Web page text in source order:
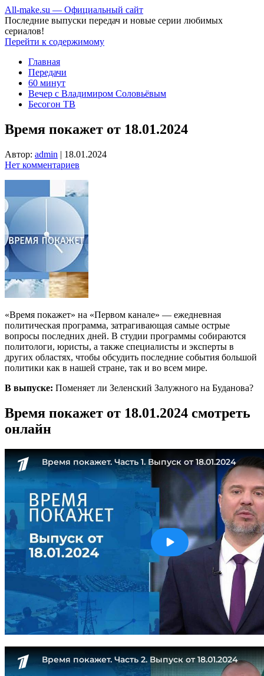
All-make.su — Официальный сайт
Последние выпуски передач и новые серии любимых
сериалов!
Перейти к содержимому
Главная
Передачи
60 минут
Вечер с Владимиром Соловьёвым
Бесогон ТВ
Время покажет от 18.01.2024
Автор: admin | 18.01.2024
Нет комментариев
«Время покажет» на «Первом канале» — ежедневная
политическая программа, затрагивающая самые острые
вопросы последних дней. В студии программы собираются
политологи, юристы, а также специалисты и эксперты в
других областях, чтобы обсудить последние события большой
политики как в нашей стране, так и во всем мире.
В выпуске: Поменяет ли Зеленский Залужного на Буданова?
Время покажет от 18.01.2024 смотреть
онлайн